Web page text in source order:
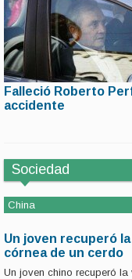
El ex jugador de Racing y la
fútbol, se cayó de una
Falleció Roberto
accidente
Sociedad
China
Un joven recuperó
córnea de un cerdo
Un joven chino recuperó